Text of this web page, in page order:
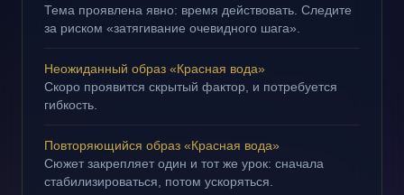
Тема проявлена явно: время действовать. Следите
за риском «затягивание очевидного шага».
Неожиданный образ «Красная вода»
Скоро проявится скрытый фактор, и потребуется
гибкость.
Повторяющийся образ «Красная вода»
Сюжет закрепляет один и тот же урок: сначала
стабилизироваться, потом ускоряться.